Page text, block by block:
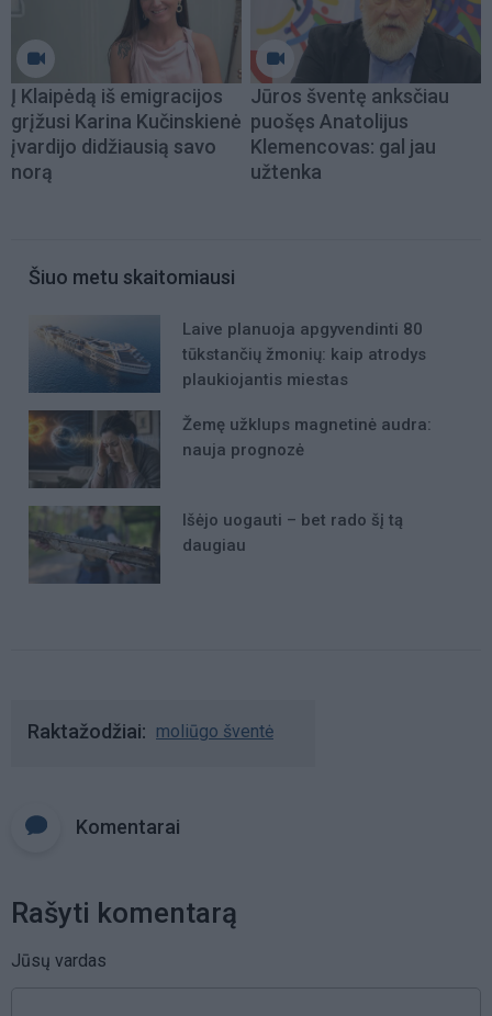
Į Klaipėdą iš emigracijos
grįžusi Karina Kučinskienė
įvardijo didžiausią savo
norą
Jūros šventę anksčiau
puošęs Anatolijus
Klemencovas: gal jau
užtenka
Šiuo metu skaitomiausi
Laive planuoja apgyvendinti 80
tūkstančių žmonių: kaip atrodys
plaukiojantis miestas
Žemę užklups magnetinė audra:
nauja prognozė
Išėjo uogauti – bet rado šį tą
daugiau
Raktažodžiai moliūgo šventė
Komentarai
Rašyti komentarą
Jūsų vardas